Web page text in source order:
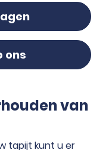
ons
van
tapijt kunt u er